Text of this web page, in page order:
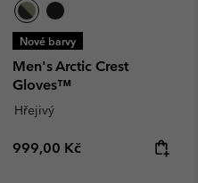
Nové barvy
Men's Arctic Crest
Gloves™
Hřejivý
Regular price:
999,00 Kč